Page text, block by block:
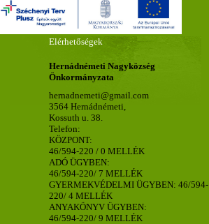
Elérhetőségek
Hernádnémeti Nagyközség
Önkormányzata
hernadnemeti@gmail.com
3564 Hernádnémeti,
Kossuth u. 38.
Telefon:
KÖZPONT:
46/594-220 / 0 MELLÉK
ADÓ ÜGYBEN:
46/594-220/ 7 MELLÉK
GYERMEKVÉDELMI ÜGYBEN: 46/594-
220/ 4 MELLÉK
ANYAKÖNYV ÜGYBEN:
46/594-220/ 9 MELLÉK